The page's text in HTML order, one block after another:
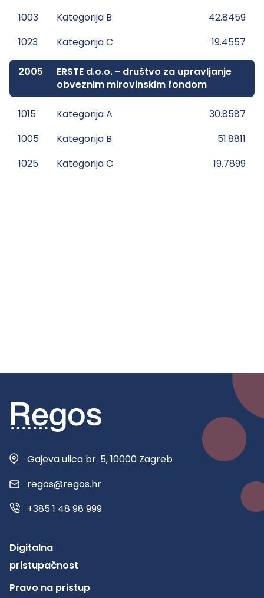
1003
Kategorija B
42.8459
1023
Kategorija C 19.4557
2005
ERSTE d.o.o. - društvo za upravljanje
obveznim mirovinskim fondom
1015 Kategorija A
30.8587
1005
Kategorija B
51.8811
1025
Kategorija C 19.7899
Gajeva ulica br. 5, 10000 Zagreb
regos@regos.hr
+385 1 48 98 999
Digitalna
pristupačnost
Pravo na pristup